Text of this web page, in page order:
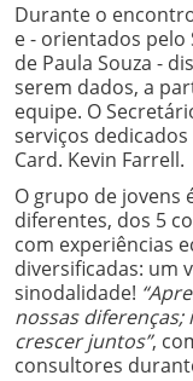
Durante o
e - orientados pelo
de Paula Souza -
serem dados, a
equipe. O
serviços
Card. Kevin Farrell.
O grupo de jovens
diferentes, dos 5
com experiências
diversificadas: um
sinodalidade!
nossas diferenças;
crescer juntos”,
consultores